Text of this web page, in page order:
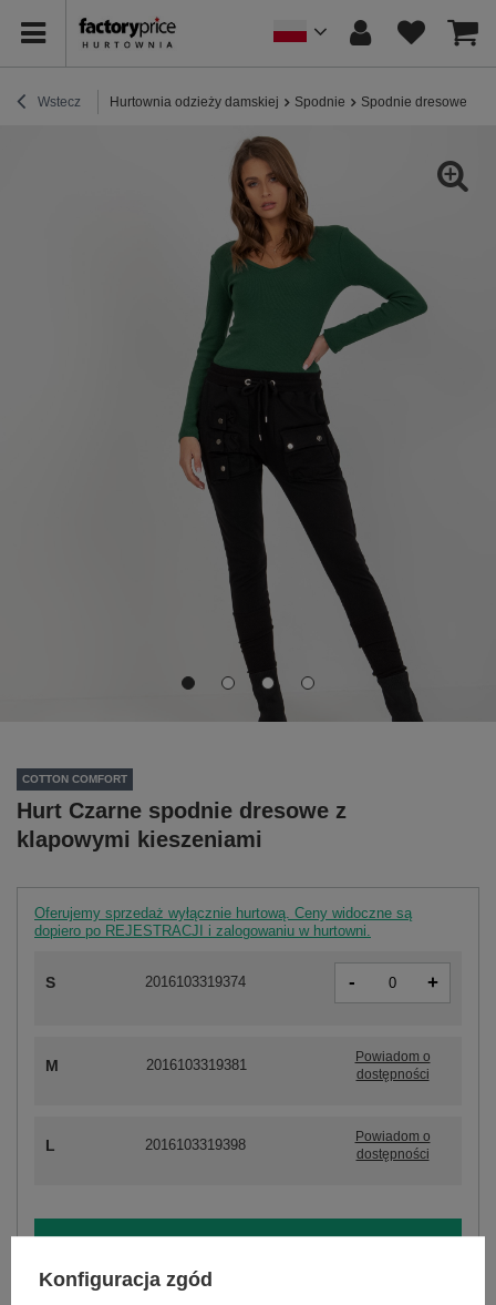
Wstecz Hurtownia odzieży damskiej Spodnie Spodnie dresowe
COTTON COMFORT
Hurt Czarne spodnie dresowe z
klapowymi kieszeniami
Oferujemy sprzedaż wyłącznie hurtową. Ceny widoczne są
dopiero po REJESTRACJI i zalogowaniu w hurtowni.
S 2016103319374 - +
M 2016103319381
Powiadom o
dostępności
L 2016103319398
Powiadom o
dostępności
Konfiguracja zgód